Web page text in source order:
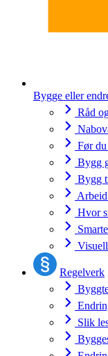
Bygge eller
Råd
Før du
Bygg
Bygg
Hvor
Regelverk
Slik